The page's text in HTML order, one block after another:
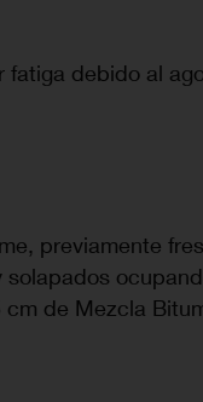
fatiga debido al
previamente
solapados
de Mezcla